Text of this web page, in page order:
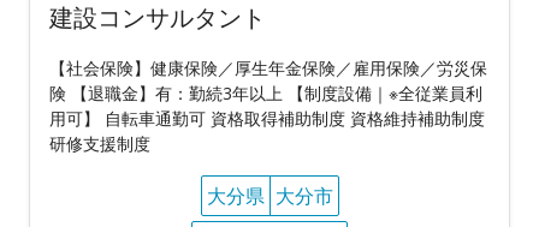
建設コンサルタント
【社会保険】健康保険／厚生年金保険／雇用保険／労災保
険 【退職金】有：勤続3年以上 【制度設備｜※全従業員利
用可】 自転車通勤可 資格取得補助制度 資格維持補助制度
研修支援制度
大分県 大分市